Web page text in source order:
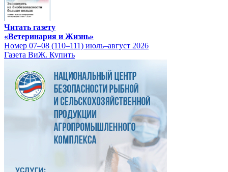
Читать газету
«Ветеринария и Жизнь»
Номер 07–08 (110–111) июль–август 2026
Газета ВиЖ. Купить